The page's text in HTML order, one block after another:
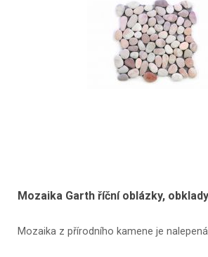
Mozaika Garth říční oblázky,
Mozaika z přírodního kamene je